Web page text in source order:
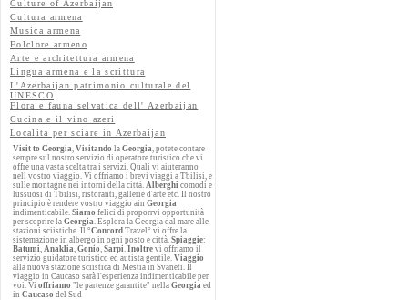
Culture of Azerbaijan
Cultura armena
Musica armena
Folclore armeno
Arte e architettura armena
Lingua armena e la scrittura
L'Azerbaijan patrimonio culturale del
UNESCO
Flora e fauna selvatica dell' Azerbaijan
Cucina e il vino azeri
Località per sciare in Azerbaijan
Visit to Georgia, Visitando la Georgia, potete contare
sempre sul nostro servizio di operatore turistico che vi
offre una vasta scelta tra i servizi. Quali vi aiuteranno
nell vostro viaggio. Vi offriamo i brevi viaggi a Tbilisi, e
sulle montagne nei intorni della città. Alberghi comodi e
lussuosi di Tbilisi, ristoranti, gallerie d'arte etc. Il nostro
principio è rendere vostro viaggio ain Georgia
indimenticabile. Siamo felici di proporrvi opportunità
per scoprire la Georgia. Esplora la Georgia dal mare alle
stazioni sciistiche. Il °Concord Travel° vi offre la
sistemazione in albergo in ogni posto e città. Spiaggie:
Batumi, Anaklia, Gonio, Sarpi. Inoltre vi offriamo il
servizio guidatore turistico ed autista gentile. Viaggio
alla nuova stazione sciistica di Mestia in Svaneti. Il
viaggio in Caucaso sarà l'esperienza indimenticabile per
voi. Vi offriamo "le partenze garantite" nella Georgia ed
in Caucaso del Sud